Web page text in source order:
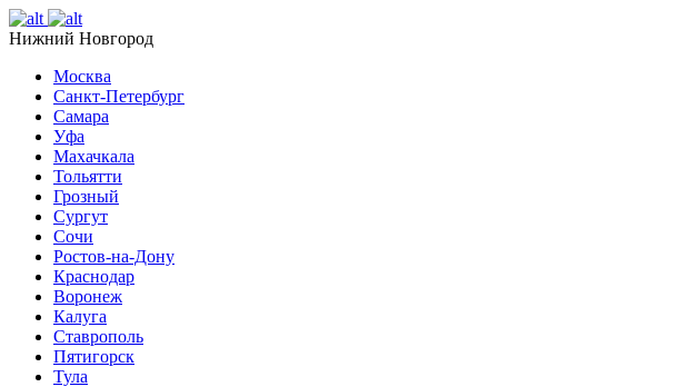
Нижний Новгород
Москва
Санкт-Петербург
Самара
Уфа
Махачкала
Тольятти
Грозный
Сургут
Сочи
Ростов-на-Дону
Краснодар
Воронеж
Калуга
Ставрополь
Пятигорск
Тула